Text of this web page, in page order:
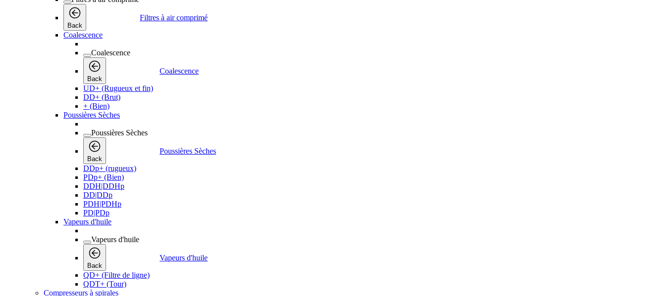
Back
Filtres à air comprimé
Coalescence
Coalescence
Back
Coalescence
UD+ (Rugueux et fin)
DD+ (Brut)
+ (Bien)
Poussières Sèches
Poussières Sèches
Back
Poussières Sèches
DDp+ (rugueux)
PDp+ (Bien)
DDH|DDHp
DD|DDp
PDH|PDHp
PD|PDp
Vapeurs d'huile
Vapeurs d'huile
Back
Vapeurs d'huile
QD+ (Filtre de ligne)
QDT+ (Tour)
Compresseurs à spirales